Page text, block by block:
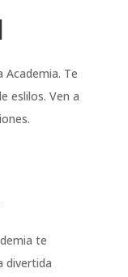
Academia. Te
eslilos. Ven a
te
divertida